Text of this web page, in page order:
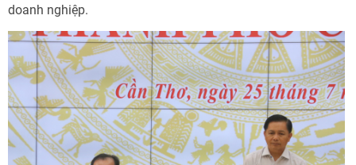
doanh nghiệp.